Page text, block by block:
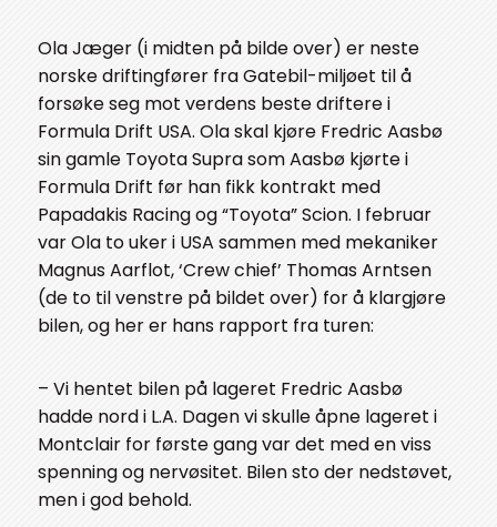
Ola Jæger (i midten på bilde over) er neste
norske driftingfører fra Gatebil-miljøet til å
forsøke seg mot verdens beste driftere i
Formula Drift USA. Ola skal kjøre Fredric Aasbø
sin gamle Toyota Supra som Aasbø kjørte i
Formula Drift før han fikk kontrakt med
Papadakis Racing og “Toyota” Scion. I februar
var Ola to uker i USA sammen med mekaniker
Magnus Aarflot, ‘Crew chief’ Thomas Arntsen
(de to til venstre på bildet over) for å klargjøre
bilen, og her er hans rapport fra turen:
– Vi hentet bilen på lageret Fredric Aasbø
hadde nord i L.A. Dagen vi skulle åpne lageret i
Montclair for første gang var det med en viss
spenning og nervøsitet. Bilen sto der nedstøvet,
men i god behold.